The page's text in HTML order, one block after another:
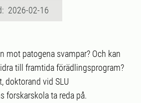
2026-02-16
mot patogena svampar? Och kan
till framtida förädlingsprogram?
doktorand vid SLU
forskarskola ta reda på.